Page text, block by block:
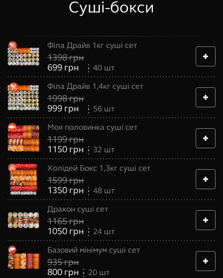
Суші-бокси
Філа Драйв 1кг суші сет
1398грн
699 грн 40 шт
Філа Драйв 1,4кг суші сет
1998грн
999 грн 56 шт
Моя половинка суші сет
1199грн
1150 грн 32 шт
Холідей Бокс 1,3кг суші сет
1599грн
1350 грн 48 шт
Дракон суші сет
1165грн
1050 грн 24 шт
Базовий мінімум суші сет
935грн
800 грн 20 шт